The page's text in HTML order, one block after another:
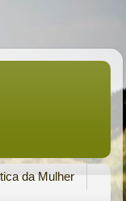
da Mulher